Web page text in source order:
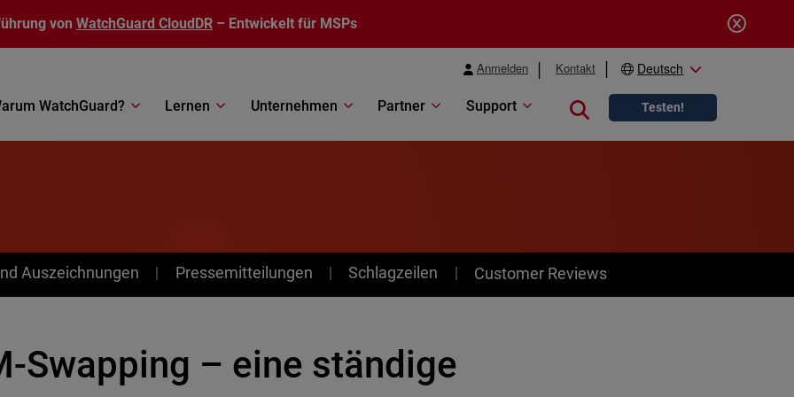
von WatchGuard CloudDR – Entwickelt für MSPs
Anmelden Kontakt Deutsch
WatchGuard? Lernen Unternehmen Partner Support Close search
Testen!
Auszeichnungen Pressemitteilungen Schlagzeilen Customer Reviews
Swapping – eine ständige